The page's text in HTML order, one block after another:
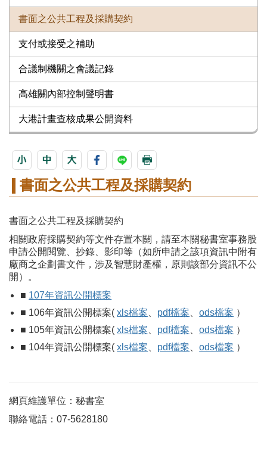
書面之公共工程及採購契約
支付或接受之補助
合議制機關之會議記錄
高雄關內部控制聲明書
大港計畫查核成果公開資料
書面之公共工程及採購契約
書面之公共工程及採購契約
相關政府採購契約等文件存置本關，請至本關秘書室事務股
申請公開閱覽、抄錄、影印等（如所申請之該項資訊中附有
廠商之企劃書文件，涉及智慧財產權，原則該部分資訊不公
開）。
■ 107年資訊公開標案
■ 106年資訊公開標案(xls檔案 pdf檔案 、ods檔案 ）
■ 105年資訊公開標案(xls檔案 pdf檔案 、ods檔案 ）
■ 104年資訊公開標案(xls檔案 pdf檔案 、ods檔案 ）
網頁維護單位：秘書室
聯絡電話：07-5628180